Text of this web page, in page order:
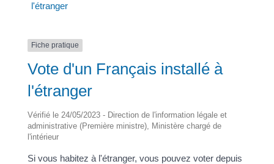
l'étranger
Fiche pratique
Vote d'un Français installé à
l'étranger
Vérifié le 24/05/2023 - Direction de l'information légale et
administrative (Première ministre), Ministère chargé de
l'intérieur
Si vous habitez à l'étranger, vous pouvez voter depuis